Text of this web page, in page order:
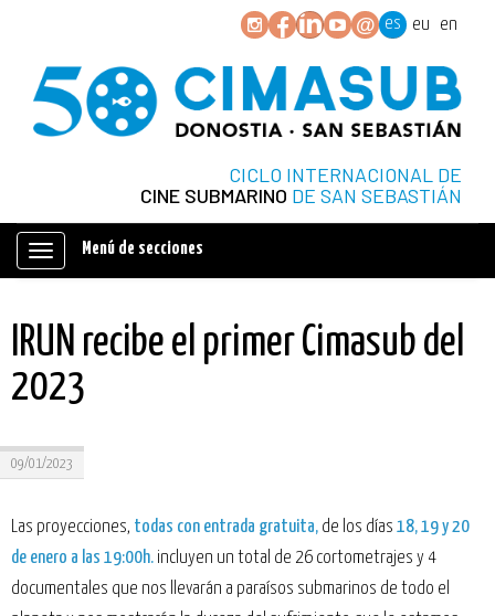
es eu en
CICLO INTERNACIONAL DE
CINE SUBMARINO DE SAN SEBASTIÁN
Mostrar/ocultar
Menú de secciones
IRUN recibe el primer Cimasub del
2023
09/01/2023
Las proyecciones, todas con entrada gratuita, de los días 18, 19 y 20
de enero a las 19:00h. incluyen un total de 26 cortometrajes y 4
documentales que nos llevarán a paraísos submarinos de todo el